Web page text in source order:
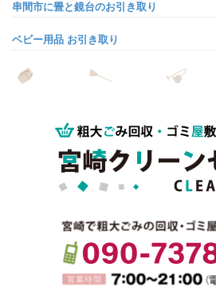
串間市に畳と鏡台のお引き取り
ベビー用品 お引き取り